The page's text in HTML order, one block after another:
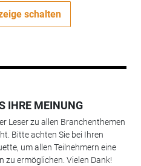
schalten
IHRE MEINUNG
Leser zu allen Branchenthemen
Bitte achten Sie bei Ihren
um allen Teilnehmern eine
ermöglichen. Vielen Dank!